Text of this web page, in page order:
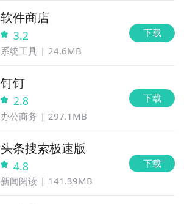
软件商店
3.2
系统工具 24.6MB
下载
钉钉
2.8
办公商务 297.1MB
下载
头条搜索极速版
4.8
新闻阅读 141.39MB
下载